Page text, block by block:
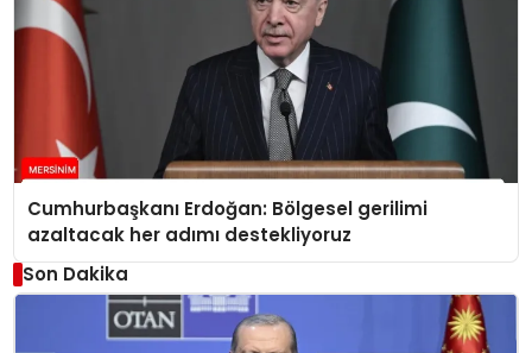
Cumhurbaşkanı Erdoğan: Bölgesel gerilimi
azaltacak her adımı destekliyoruz
Son Dakika